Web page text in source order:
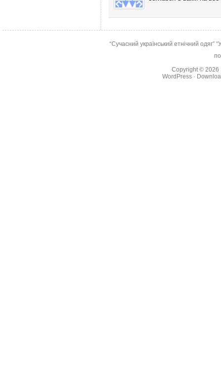
“Сучасний український етнічний одяг”
Copyright © 2026
WordPress ·